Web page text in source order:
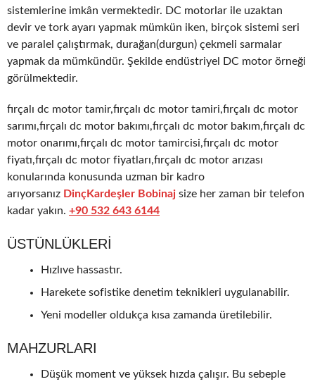
sistemlerine imkân vermektedir. DC motorlar ile uzaktan
devir ve tork ayarı yapmak mümkün iken, birçok sistemi seri
ve paralel çalıştırmak, durağan(durgun) çekmeli sarmalar
yapmak da mümkündür. Şekilde endüstriyel DC motor örneği
görülmektedir.
fırçalı dc motor tamir,fırçalı dc motor tamiri,fırçalı dc motor
sarımı,fırçalı dc motor bakımı,fırçalı dc motor bakım,fırçalı dc
motor onarımı,fırçalı dc motor tamircisi,fırçalı dc motor
fiyatı,fırçalı dc motor fiyatları,fırçalı dc motor arızası
konularında konusunda uzman bir kadro
arıyorsanız DinçKardeşler Bobinaj size her zaman bir telefon
kadar yakın. +90 532 643 6144
ÜSTÜNLÜKLERI
Hızlıve hassastır.
Harekete sofistike denetim teknikleri uygulanabilir.
Yeni modeller oldukça kısa zamanda üretilebilir.
MAHZURLARI
Düşük moment ve yüksek hızda çalışır. Bu sebeple